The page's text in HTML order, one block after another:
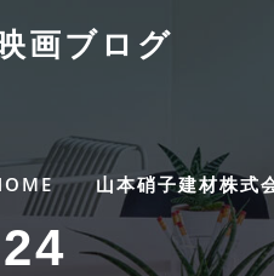
画ブログ
山本硝子建材株式